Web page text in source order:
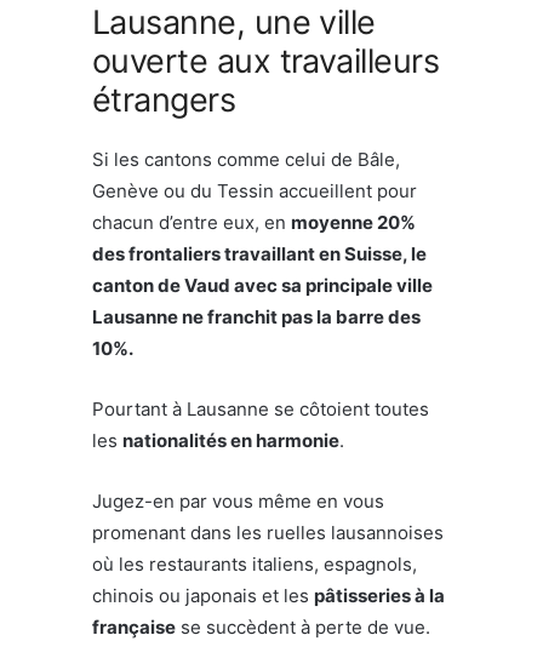
Lausanne, une ville
ouverte aux travailleurs
étrangers
Si les cantons comme celui de Bâle,
Genève ou du Tessin accueillent pour
chacun d’entre eux, en moyenne 20%
des frontaliers travaillant en Suisse, le
canton de Vaud avec sa principale ville
Lausanne ne franchit pas la barre des
10%.
Pourtant à Lausanne se côtoient toutes
les nationalités en harmonie.
Jugez-en par vous même en vous
promenant dans les ruelles lausannoises
où les restaurants italiens, espagnols,
chinois ou japonais et les pâtisseries à la
française se succèdent à perte de vue.